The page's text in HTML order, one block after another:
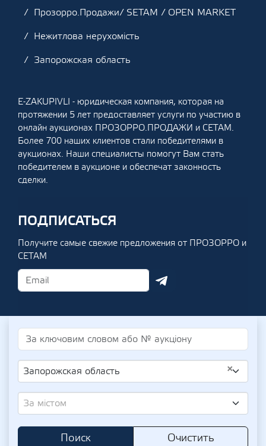
Прозорро.Продажи/ SETAM / OPEN MARKET
Нежитлова нерухомість
Запорожская область
E-ZAKUPIVLI - юридическая компания, которая на
протяжении 5 лет предоставляет услуги по участию в
онлайн аукционах ПРОЗОРРО.ПРОДАЖИ и СЕТАМ.
Более 700 наших клиентов стали победителями в
аукционах. Наши специалисты помогут Вам стать
победителем в аукционе и обеспечат законность
сделки.
ПОДПИСАТЬСЯ
Получите самые свежие предложения от ПРОЗОРРО и
СЕТАМ
×
Запорожская область
За містом
Поиск Очистить